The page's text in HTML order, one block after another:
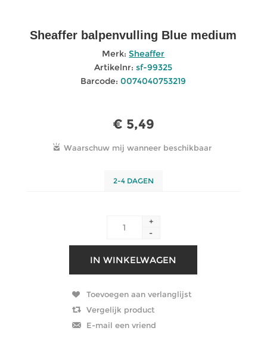
Sheaffer balpenvulling Blue medium
Merk: Sheaffer
Artikelnr: sf-99325
Barcode: 0074040753219
€ 5,49
2-4 DAGEN
+
-